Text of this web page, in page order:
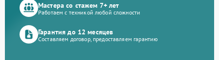
Мастера со стажем 7+ лет
Работаем с техникой любой сложности
Гарантия до 12 месяцев
Составляем договор, предоставляем гарантию